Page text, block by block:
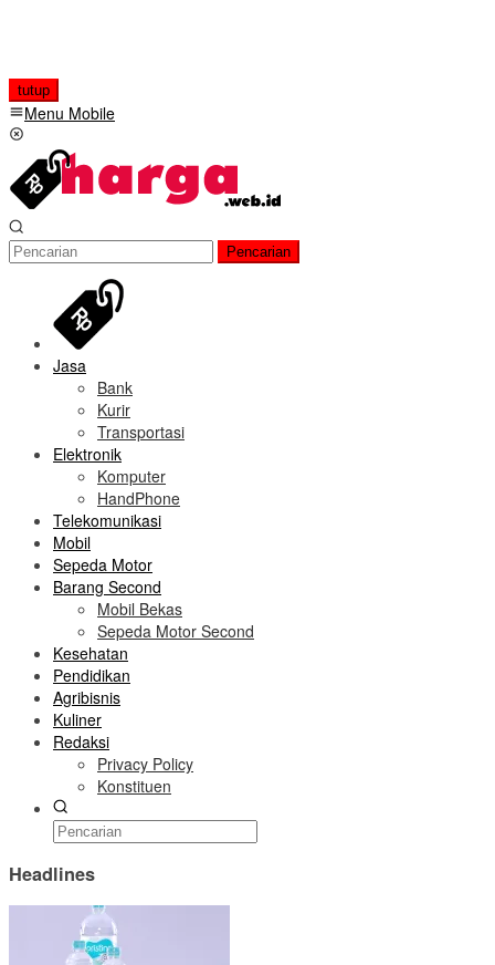
tutup
Menu Mobile
Pencarian
Jasa
Bank
Kurir
Transportasi
Elektronik
Komputer
HandPhone
Telekomunikasi
Mobil
Sepeda Motor
Barang Second
Mobil Bekas
Sepeda Motor Second
Kesehatan
Pendidikan
Agribisnis
Kuliner
Redaksi
Privacy Policy
Konstituen
Headlines